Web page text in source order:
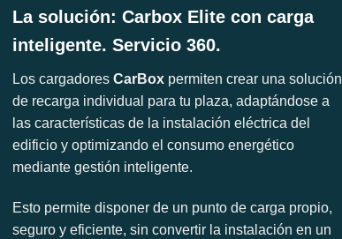
La solución: Carbox Elite con carga
inteligente. Servicio 360.
Los cargadoresCarBox permiten crear una solución
de recarga individual para tu plaza, adaptándose a
las características de la instalación eléctrica del
edificio y optimizando el consumo energético
mediante gestión inteligente.
Esto permite disponer de un punto de carga propio,
seguro y eficiente, sin convertir la instalación en un